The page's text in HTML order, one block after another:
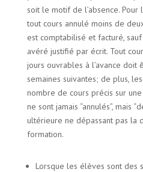
soit le motif de l’absence.
tout cours annulé moins de
est comptabilisé et facturé,
avéré justifié par écrit. Tout
jours ouvrables à l’avance
semaines suivantes; de plus,
nombre de cours précis sur
ne sont jamais “annulés”, mais
ultérieure ne dépassant pas la
formation.
Lorsque les élèves sont des